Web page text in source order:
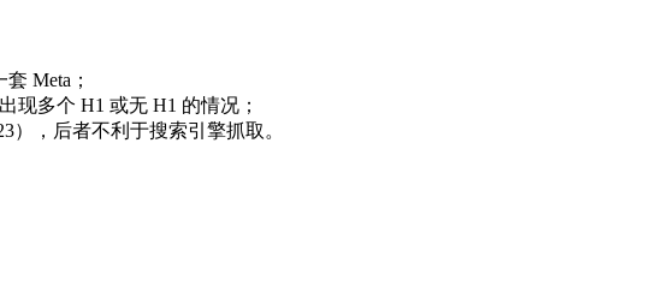
Meta；
现多个 H1 或无 H1 的情况；
），后者不利于搜索引擎抓取。